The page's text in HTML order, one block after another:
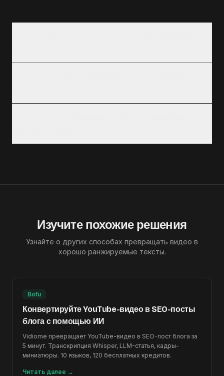
Изучите похожие решения
Узнайте о других способах превращать видео в
хорошо ранжируемые тексты.
Bofu
Конвертируйте YouTube-видео в SEO-посты
блога с помощью ИИ
Vidiome превращает YouTube-видео в SEO-пост блога за
5 минут. Транскрипция Whisper, LLM-статья, кадры-
миниатюры. 10 языков, 120 бесплатных кредитов.
Читать далее →